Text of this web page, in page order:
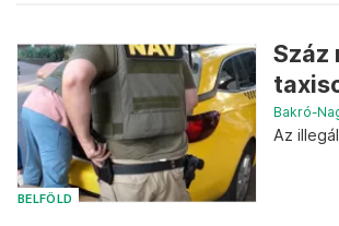
BELFÖLD
Száz
Bakró-
Az